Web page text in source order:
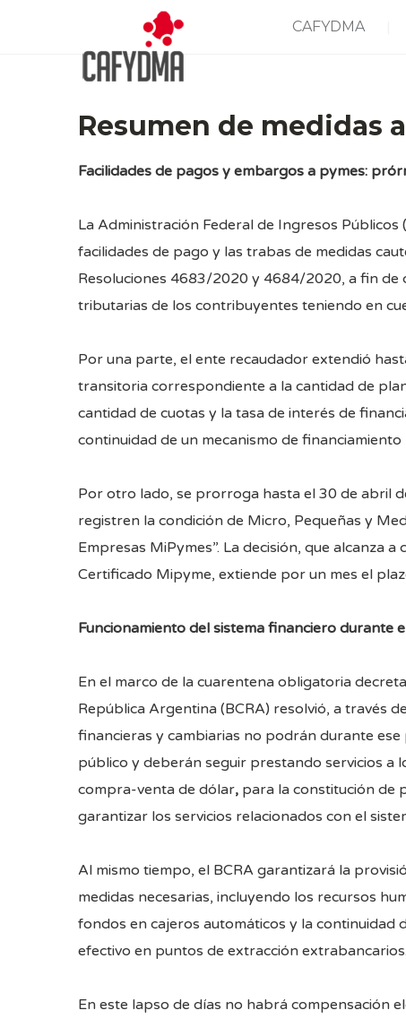
CAFYDMA
Resumen de medidas
Facilidades de pagos y embargos a pymes:
La Administración Federal de Ingresos
facilidades de pago y las trabas de medidas
Resoluciones 4683/2020 y 4684/2020, a fin de
tributarias de los contribuyentes teniendo en
Por una parte, el ente recaudador extendió
transitoria correspondiente a la cantidad de
cantidad de cuotas y la tasa de interés de
continuidad de un mecanismo de
Por otro lado, se prorroga hasta el 30 de abril
registren la condición de Micro, Pequeñas y
Empresas MiPymes”. La decisión, que alcanza
Certificado Mipyme, extiende por un mes el
Funcionamiento del sistema financiero durante
En el marco de la cuarentena obligatoria
República Argentina (BCRA) resolvió, a través
financieras y cambiarias no podrán durante
público y deberán seguir prestando servicios a
compra-venta de dólar, para la constitución de
garantizar los servicios relacionados con el
Al mismo tiempo, el BCRA garantizará la
medidas necesarias, incluyendo los recursos
fondos en cajeros automáticos y la continuidad
efectivo en puntos de extracción extrabancarios.
En este lapso de días no habrá compensación